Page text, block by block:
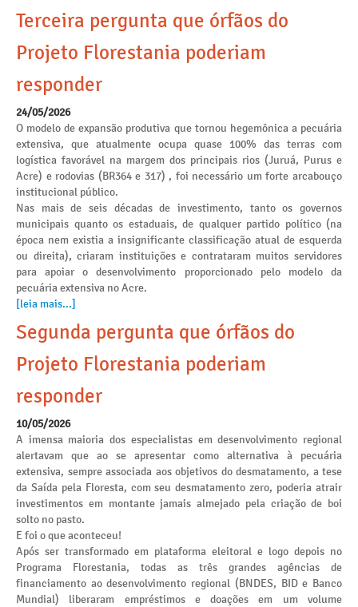
Terceira pergunta que órfãos do
Projeto Florestania poderiam
responder
24/05/2026
O modelo de expansão produtiva que tornou hegemônica a pecuária
extensiva, que atualmente ocupa quase 100% das terras com
logística favorável na margem dos principais rios (Juruá, Purus e
Acre) e rodovias (BR364 e 317) , foi necessário um forte arcabouço
institucional público.
Nas mais de seis décadas de investimento, tanto os governos
municipais quanto os estaduais, de qualquer partido político (na
época nem existia a insignificante classificação atual de esquerda
ou direita), criaram instituições e contrataram muitos servidores
para apoiar o desenvolvimento proporcionado pelo modelo da
pecuária extensiva no Acre.
[leia mais...]
Segunda pergunta que órfãos do
Projeto Florestania poderiam
responder
10/05/2026
A imensa maioria dos especialistas em desenvolvimento regional
alertavam que ao se apresentar como alternativa à pecuária
extensiva, sempre associada aos objetivos do desmatamento, a tese
da Saída pela Floresta, com seu desmatamento zero, poderia atrair
investimentos em montante jamais almejado pela criação de boi
solto no pasto.
E foi o que aconteceu!
Após ser transformado em plataforma eleitoral e logo depois no
Programa Florestania, todas as três grandes agências de
financiamento ao desenvolvimento regional (BNDES, BID e Banco
Mundial) liberaram empréstimos e doações em um volume